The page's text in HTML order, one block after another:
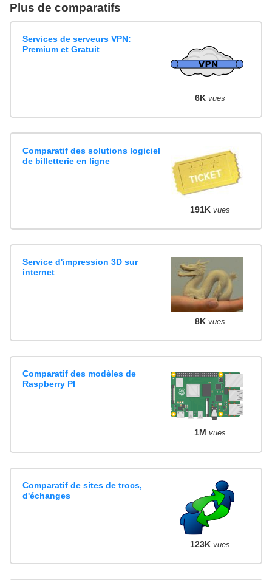
Plus de comparatifs
Services de serveurs VPN:
Premium et Gratuit
6K vues
Comparatif des solutions logiciel
de billetterie en ligne
191K vues
Service d'impression 3D sur
internet
8K vues
Comparatif des modèles de
Raspberry PI
1M vues
Comparatif de sites de trocs,
d'échanges
123K vues